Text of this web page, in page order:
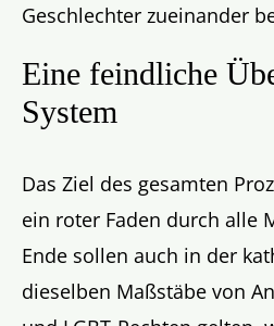
Geschlechter zueinander
Eine feindliche
System
Das Ziel des gesamten
ein roter Faden durch alle
Ende sollen auch in der
dieselben Maßstäbe von